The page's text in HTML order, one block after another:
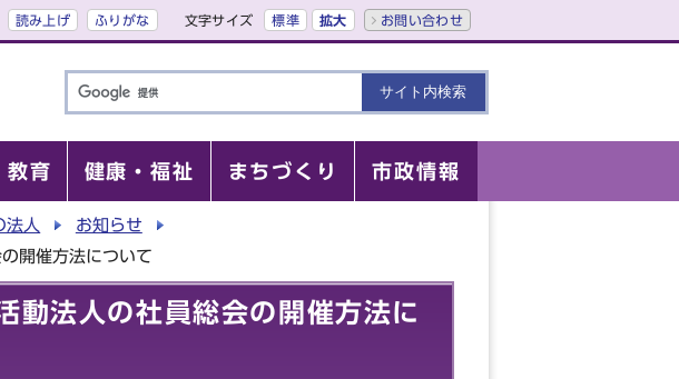
読み上げ ふりがな 文字サイズ 標準 拡大 お問い合わせ
教育 健康・福祉 まちづくり 市政情報
法人
お知らせ
開催方法について
動法人の社員総会の開催方法に